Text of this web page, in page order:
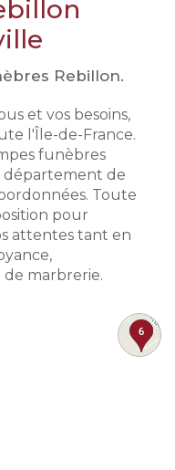
Rebillon.
et vos besoins,
l'Île-de-France.
funèbres
département de
Toute
pour
attentes tant en
de marbrerie.